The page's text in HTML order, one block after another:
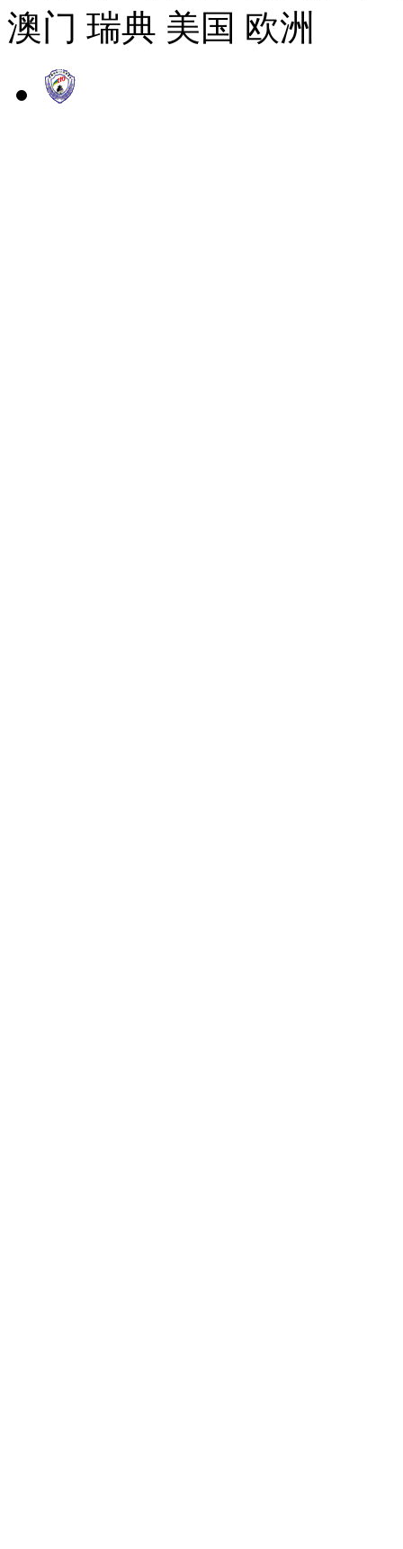
澳门 瑞典 美国 欧洲